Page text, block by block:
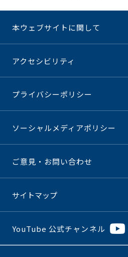
本ウェブサイトに関して
アクセシビリティ
プライバシーポリシー
ソーシャルメディアポリシー
ご意見・お問い合わせ
サイトマップ
YouTube 公式チャンネル